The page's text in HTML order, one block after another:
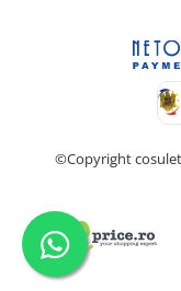
©Copyright